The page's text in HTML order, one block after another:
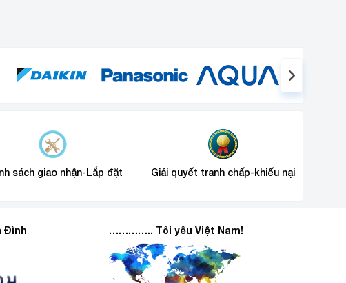
sách giao nhận-Lắp đặt Giải quyết tranh chấp-khiếu nại
Đình ………….. Tôi yêu Việt Nam!